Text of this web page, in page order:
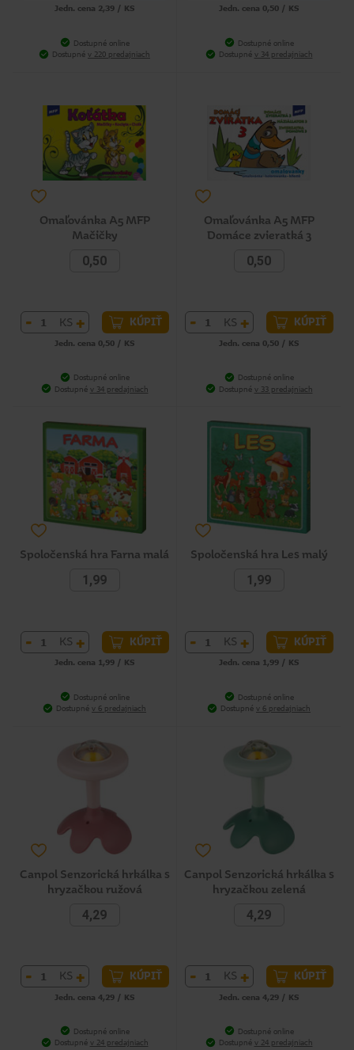
Jedn. cena 2,39 / KS
Dostupné online
Dostupné v 220 predajniach
Jedn. cena 0,50 / KS
Dostupné online
Dostupné v 34 predajniach
Omaľovánka A5 MFP
Mačičky
0,50
- KS + KÚPIŤ
Jedn. cena 0,50 / KS
Dostupné online
Dostupné v 34 predajniach
Omaľovánka A5 MFP
Domáce zvieratká 3
0,50
- KS + KÚPIŤ
Jedn. cena 0,50 / KS
Dostupné online
Dostupné v 33 predajniach
Spoločenská hra Farna malá
1,99
- KS + KÚPIŤ
Jedn. cena 1,99 / KS
Dostupné online
Dostupné v 6 predajniach
Spoločenská hra Les malý
1,99
- KS + KÚPIŤ
Jedn. cena 1,99 / KS
Dostupné online
Dostupné v 6 predajniach
Canpol Senzorická hrkálka s
hryzačkou ružová
4,29
- KS + KÚPIŤ
Jedn. cena 4,29 / KS
Dostupné online
Dostupné v 24 predajniach
Canpol Senzorická hrkálka s
hryzačkou zelená
4,29
- KS + KÚPIŤ
Jedn. cena 4,29 / KS
Dostupné online
Dostupné v 24 predajniach